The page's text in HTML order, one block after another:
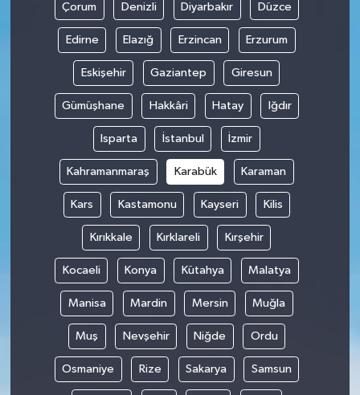
Çorum Denizli Diyarbakır Düzce
Edirne Elazığ Erzincan Erzurum
Eskişehir Gaziantep Giresun
Gümüşhane Hakkâri Hatay Iğdır
Isparta İstanbul İzmir
Kahramanmaraş Karabük Karaman
Kars Kastamonu Kayseri Kilis
Kırıkkale Kırklareli Kırşehir
Kocaeli Konya Kütahya Malatya
Manisa Mardin Mersin Muğla
Muş Nevşehir Niğde Ordu
Osmaniye Rize Sakarya Samsun